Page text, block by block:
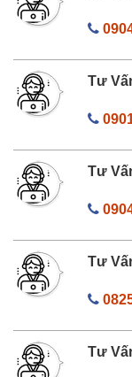
Tư
Tư
Tư
Tư